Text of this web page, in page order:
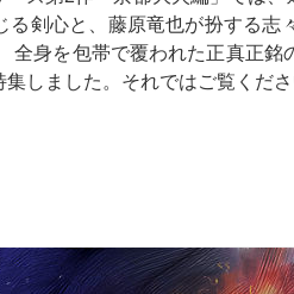
る剣心と、藤原竜也が扮する志
全身を包帯で覆われた正真正銘
しました。それではご覧くださ